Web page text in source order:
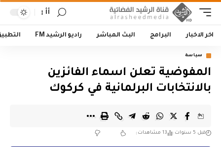
أأ
اخر الاخبار البرامج البث المباشر راديو الرشيد FM
سياسة
المفوضية تعلن اسماء الفائزين
بالانتخابات البرلمانية في كركوك
قبل 5 سنوات 13 مشاهدات